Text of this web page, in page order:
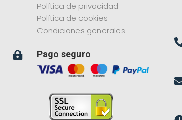
Política de privacidad
Política de cookies
Condiciones generales
 Pago seguro